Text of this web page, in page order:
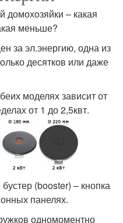
домохозяйки – какая
меньше?
за эл.энергию, одна из
десятков или даже
моделях зависит от
от 1 до 2,5квт.
(booster) – кнопка
панелях.
одномоментно